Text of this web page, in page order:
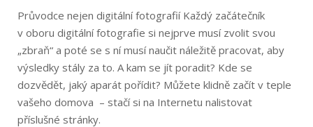
Průvodce nejen digitální fotografií Každý začátečník
v oboru digitální fotografie si nejprve musí zvolit svou
„zbraň“ a poté se s ní musí naučit náležitě pracovat, aby
výsledky stály za to. A kam se jít poradit? Kde se
dozvědět, jaký aparát pořídit? Můžete klidně začít v teple
vašeho domova – stačí si na Internetu nalistovat
příslušné stránky.